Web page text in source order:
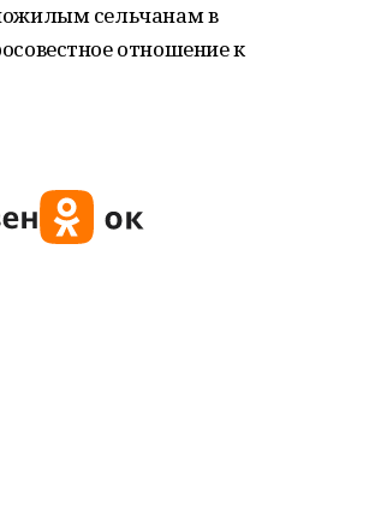
сельчанам в
отношение к